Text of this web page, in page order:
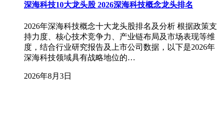
深海科技10大龙头股 2026深海科技概念龙头排名
2026年深海科技概念十大龙头股排名及分析 根据政策支
持力度、核心技术竞争力、产业链布局及市场表现等维
度，结合行业研究报告及上市公司数据，以下是2026年
深海科技领域具有战略地位的…
2026年8月3日